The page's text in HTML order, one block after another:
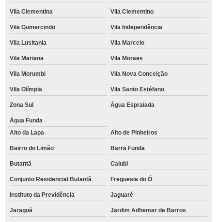
Vila Clementina Vila Clementino
Vila Gumercindo Vila Independência
Vila Lusitania Vila Marcelo
Vila Mariana Vila Moraes
Vila Morumbi Vila Nova Conceição
Vila Olímpia Vila Santo Estéfano
Zona Sul Água Espraiada
Água Funda
Alto da Lapa
Alto de Pinheiros
Bairro do Limão Barra Funda
Butantã Caiubi
Conjunto Residencial Butantã Freguesia do Ó
Instituto da Previdência Jaguaré
Jaraguá Jardim Adhemar de Barros